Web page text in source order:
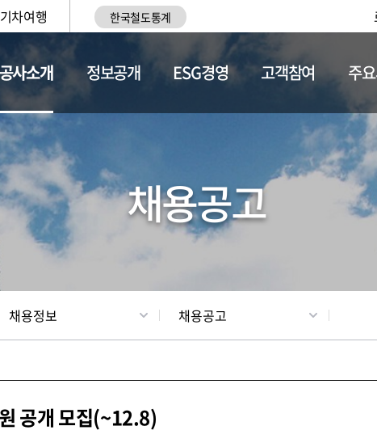
기차여행 한국철도통계
공사소개
황 채용정보
정보공개 ESG경영 고객참여 주
채용공고
채용정보 채용공고
공개 모집(~12.8)